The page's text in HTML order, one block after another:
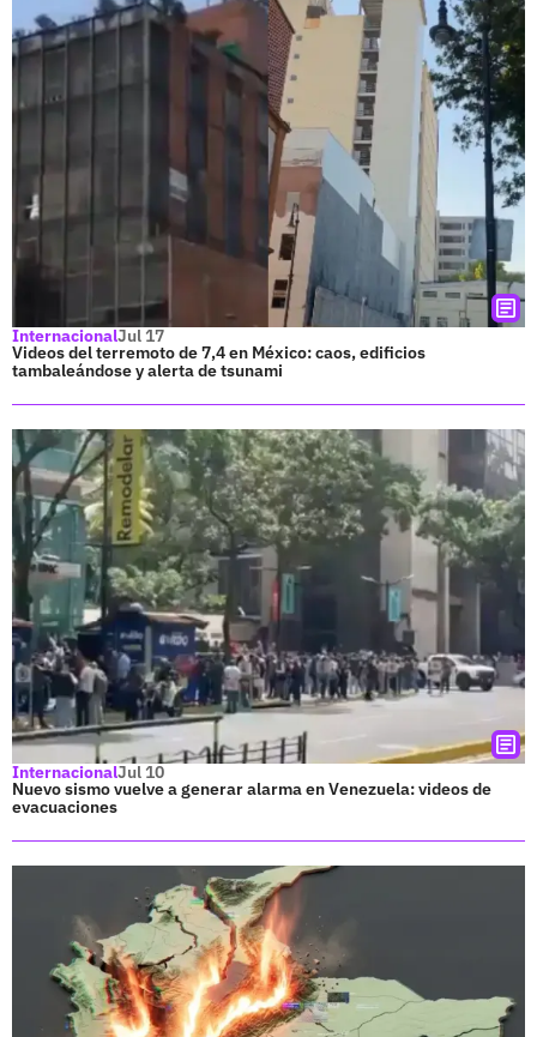
InternacionalJul 17
Videos del terremoto de 7,4 en México: caos, edificios
tambaleándose y alerta de tsunami
InternacionalJul 10
Nuevo sismo vuelve a generar alarma en Venezuela: videos de
evacuaciones